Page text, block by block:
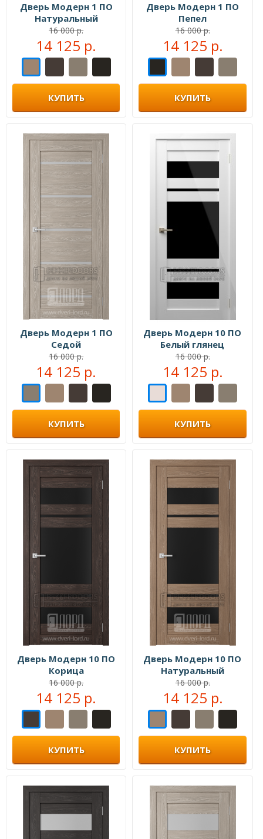
Дверь Модерн 1 ПО
Натуральный
16 000 р.
14 125 р.
КУПИТЬ
Дверь Модерн 1 ПО
Пепел
16 000 р.
14 125 р.
КУПИТЬ
Дверь Модерн 1 ПО
Седой
16 000 р.
14 125 р.
КУПИТЬ
Дверь Модерн 10 ПО
Белый глянец
16 000 р.
14 125 р.
КУПИТЬ
Дверь Модерн 10 ПО
Корица
16 000 р.
14 125 р.
КУПИТЬ
Дверь Модерн 10 ПО
Натуральный
16 000 р.
14 125 р.
КУПИТЬ